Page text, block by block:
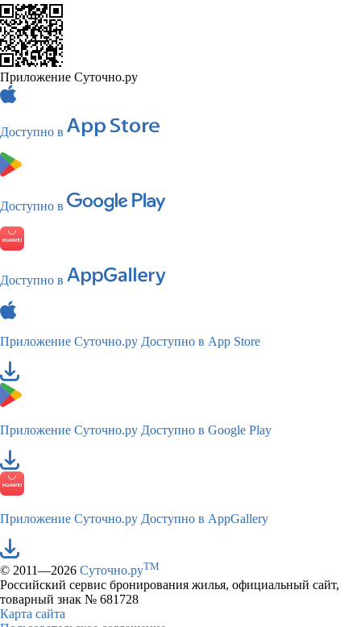
Приложение Суточно.ру
Доступно в
Доступно в
Доступно в
Приложение Суточно.ру Доступно в App Store
Приложение Суточно.ру Доступно в Google Play
Приложение Суточно.ру Доступно в AppGallery
© 2011—2026 Суточно.руTM
Российский сервис бронирования жилья, официальный сайт,
товарный знак № 681728
Карта сайта